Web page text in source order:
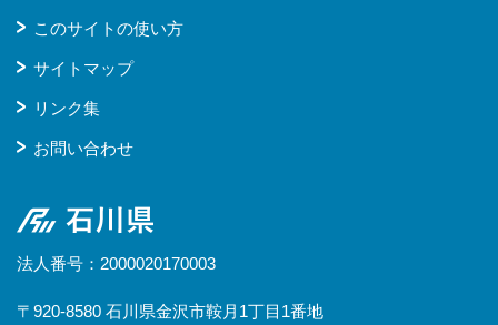
このサイトの使い方
サイトマップ
リンク集
お問い合わせ
石川県
法人番号：2000020170003
〒920-8580 石川県金沢市鞍月1丁目1番地